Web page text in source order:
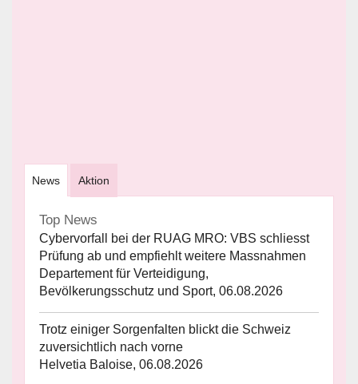
News Aktion
Top News
Cybervorfall bei der RUAG MRO: VBS schliesst
Prüfung ab und empfiehlt weitere Massnahmen
Departement für Verteidigung,
Bevölkerungsschutz und Sport, 06.08.2026
Trotz einiger Sorgenfalten blickt die Schweiz
zuversichtlich nach vorne
Helvetia Baloise, 06.08.2026